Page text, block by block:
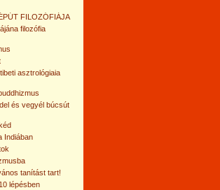
FILOZÓFIÁJA
filozófia
asztrológiaia
és vegyél búcsút
Indiában
tanítást tart!
lépésben